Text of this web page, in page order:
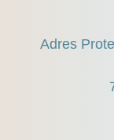
Adres